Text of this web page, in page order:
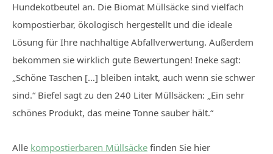
Hundekotbeutel an. Die Biomat Müllsäcke sind vielfach
kompostierbar, ökologisch hergestellt und die ideale
Lösung für Ihre nachhaltige Abfallverwertung. Außerdem
bekommen sie wirklich gute Bewertungen! Ineke sagt:
„Schöne Taschen […] bleiben intakt, auch wenn sie schwer
sind.“ Biefel sagt zu den 240 Liter Müllsäcken: „Ein sehr
schönes Produkt, das meine Tonne sauber hält.“
Alle kompostierbaren Müllsäcke finden Sie hier